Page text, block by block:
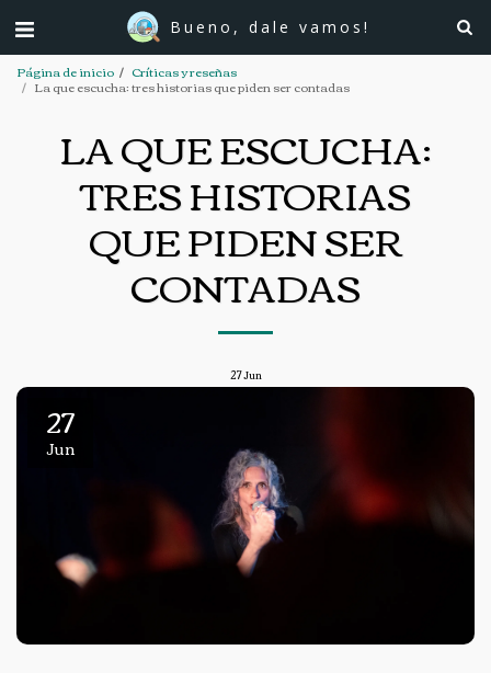
Bueno, dale vamos!
Página de inicio Críticas y reseñas
La que escucha: tres historias que piden ser contadas
LA QUE ESCUCHA:
TRES HISTORIAS
QUE PIDEN SER
CONTADAS
27Jun
27
Jun